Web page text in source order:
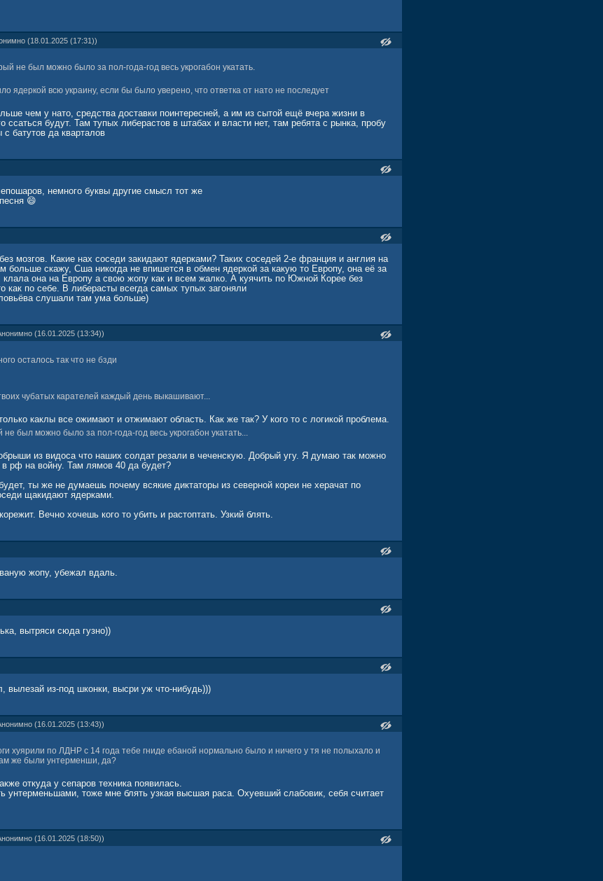
(18.01.2025 (17:31))
не был можно было за пол-года-год весь укрогабон укатать.
ядеркой всю украину, если бы было уверено, что ответка от нато не последует
чем у нато, средства доставки поинтересней, а им из сытой ещё вчера жизни в
ссаться будут. Там тупых либерастов в штабах и власти нет, там ребята с рынка, пробу
с батутов да кварталов
немного буквы другие смысл тот же
😄
мозгов. Какие нах соседи закидают ядерками? Таких соседей 2-е франция и англия на
больше скажу, Сша никогда не впишется в обмен ядеркой за какую то Европу, она её за
клала она на Европу а свою жопу как и всем жалко. А куячить по Южной Корее без
как по себе. В либерасты всегда самых тупых загоняли
слушали там ума больше)
(16.01.2025 (13:34))
осталось так что не бзди
чубатых карателей каждый день выкашивают...
каклы все ожимают и отжимают область. Как же так? У кого то с логикой проблема.
был можно было за пол-года-год весь укрогабон укатать...
из видоса что наших солдат резали в чеченскую. Добрый угу. Я думаю так можно
рф на войну. Там лямов 40 да будет?
ты же не думаешь почему всякие диктаторы из северной кореи не херачат по
щакидают ядерками.
Вечно хочешь кого то убить и растоптать. Узкий блять.
жопу, убежал вдаль.
вытряси сюда гузно))
вылезай из-под шконки, высри уж что-нибудь)))
(16.01.2025 (13:43))
хуярили по ЛДНР с 14 года тебе гниде ебаной нормально было и ничего у тя не полыхало и
же были унтерменши, да?
откуда у сепаров техника появилась.
унтерменьшами, тоже мне блять узкая высшая раса. Охуевший слабовик, себя считает
(16.01.2025 (18:50))